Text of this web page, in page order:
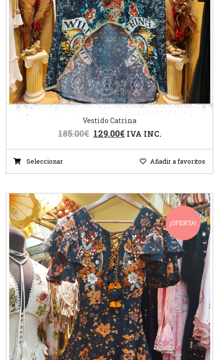
Vestido Catrina
185.00€ 129.00€ IVA INC.
Seleccionar Añadir a favoritos
¡OFERTA!